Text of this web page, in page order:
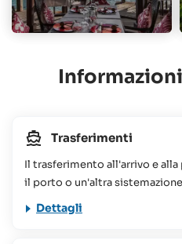
Trasferimenti
Il trasferimento all'arrivo e
il porto o un'altra
Dettagli